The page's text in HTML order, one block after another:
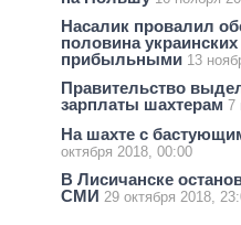
Насалик провалил
половина
прибыльными 13
Правительство
зарплаты шахтерам 7
На шахте с
октября 2018, 00:00
В Лисичанске
СМИ 29 октября 2018,